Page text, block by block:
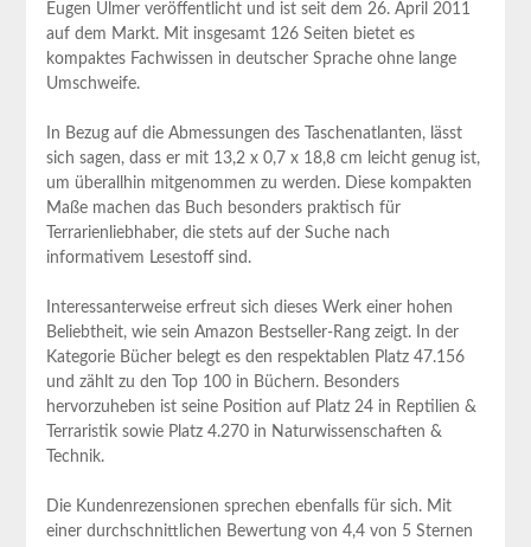
Eugen Ulmer veröffentlicht und ist seit dem 26. April 2011
auf​ dem Markt. Mit insgesamt ‌126 Seiten bietet es
kompaktes Fachwissen in deutscher Sprache ⁢ohne lange
⁣Umschweife.
In ‌Bezug auf die Abmessungen des Taschenatlanten, lässt
sich sagen, dass er⁣ mit 13,2 x 0,7 x 18,8 cm leicht genug ist,
um überallhin mitgenommen​ zu werden. ⁣Diese kompakten
Maße machen das Buch ⁢besonders praktisch für
Terrarienliebhaber, die stets auf der Suche nach
informativem Lesestoff sind.
Interessanterweise erfreut sich dieses Werk einer hohen
Beliebtheit, wie sein ‌Amazon Bestseller-Rang zeigt. In der
Kategorie Bücher belegt es ⁤den respektablen‌ Platz 47.156
und zählt ⁣zu den Top 100 in Büchern. Besonders
hervorzuheben⁢ ist seine Position auf Platz 24 in ‌Reptilien &
Terraristik‍ sowie Platz 4.270 in Naturwissenschaften &
Technik.
Die Kundenrezensionen sprechen ebenfalls für sich. Mit
⁢einer durchschnittlichen Bewertung ⁢von 4,4 von 5 Sternen